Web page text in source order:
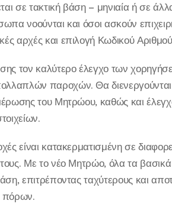
σε τακτική βάση – μηνιαία ή σε
νοούνται και όσοι ασκούν
αρχές και επιλογή Κωδικού
τον καλύτερο έλεγχο των
παροχών. Θα διενεργούνται
του Μητρώου, καθώς και
είναι κατακερματισμένη σε
Με το νέο Μητρώο, όλα τα
επιτρέποντας ταχύτερους και
πόρων.